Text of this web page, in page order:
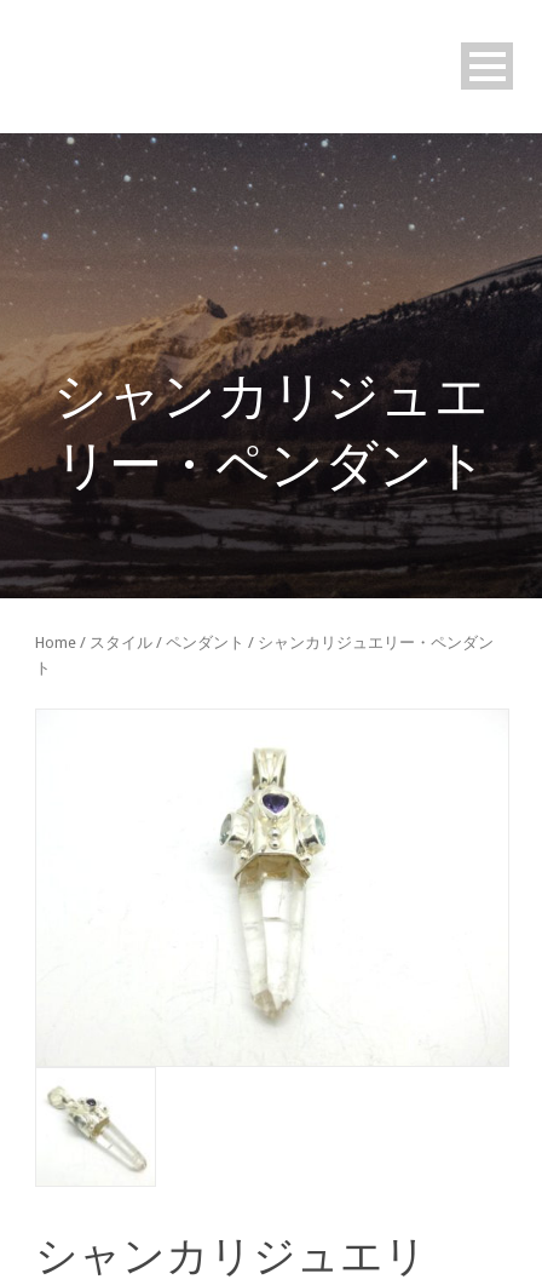
シャンカリジュエ
リー・ペンダント
Home / スタイル / ペンダント / シャンカリジュエリー・ペンダン
ト
シャンカリジュエリ